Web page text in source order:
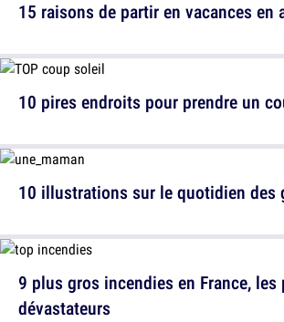
15 raisons de partir en vacances en
10 illustrations sur le quotidien des
10 pires endroits pour prendre un
9 plus gros incendies en France, les
dévastateurs